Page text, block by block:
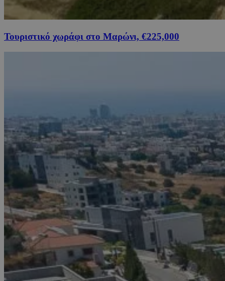
Τουριστικό χωράφι στο Μαρώνι, €225,000